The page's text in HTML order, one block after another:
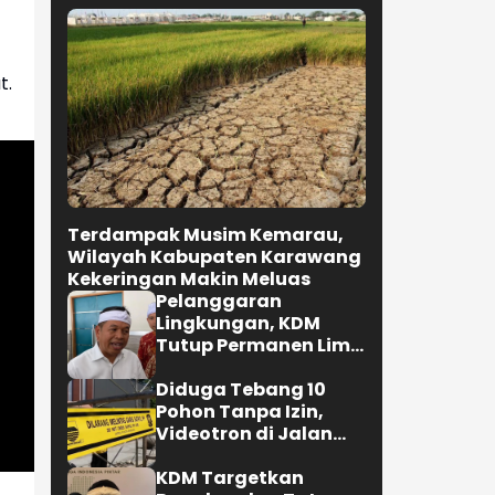
Terdampak Musim Kemarau,
Wilayah Kabupaten Karawang
Kekeringan Makin Meluas
Pelanggaran
Lingkungan, KDM
Tutup Permanen Lima
di Cipatat
Diduga Tebang 10
Pohon Tanpa Izin,
Videotron di Jalan
Bandung Disegel
KDM Targetkan